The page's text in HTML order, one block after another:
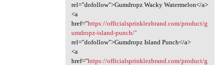
rel="dofollow">Gumdropz Wacky Watermelon</a>
<a
href="https://officialsprinklezbrand.com/product/g
umdropz-island-punch/"
rel="dofollow">Gumdropz Island Punch</a>
<a
href="https://officialsprinklezbrand.com/product/g